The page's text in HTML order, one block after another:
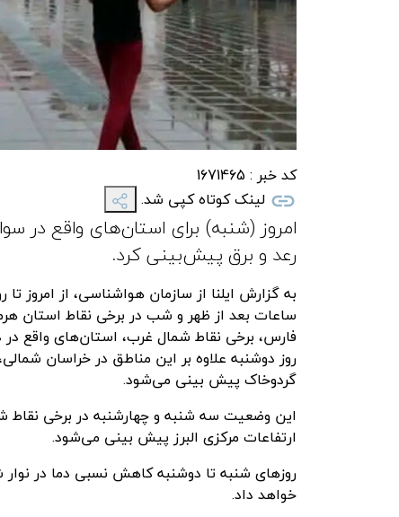
کد خبر : 1671465
لینک کوتاه کپی شد.
امروز (شنبه) برای استان‌های واقع در
رعد و برق پیش‌بینی کرد.
به گزارش ایلنا از سازمان هواشناسی، از امروز
ساعات بعد از ظهر و شب در برخی نقاط استان
فارس، برخی نقاط شمال غرب، استان‌های واقع در
روز دوشنبه علاوه بر این مناطق در خراسان
گردوخاک پیش بینی می‌شود.
این وضعیت سه شنبه و چهارشنبه در برخی نقاط
ارتفاعات مرکزی البرز پیش بینی می‌شود.
روزهای شنبه تا دوشنبه کاهش نسبی دما در
خواهد داد.